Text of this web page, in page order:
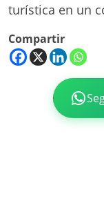
turística en un
Compartir